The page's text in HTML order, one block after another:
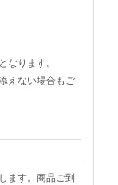
なります。
えない場合もご
ます。商品ご到